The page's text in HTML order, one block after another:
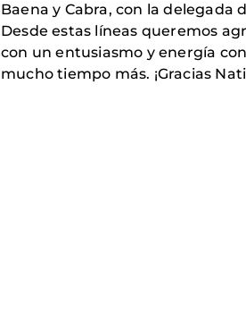
Baena y Cabra, con la
Desde estas líneas queremos
con un entusiasmo y energía
mucho tiempo más. ¡Gracias